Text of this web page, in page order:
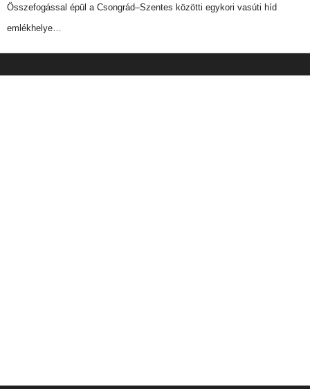
Összefogással épül a Csongrád–Szentes közötti egykori vasúti híd
emlékhelye…